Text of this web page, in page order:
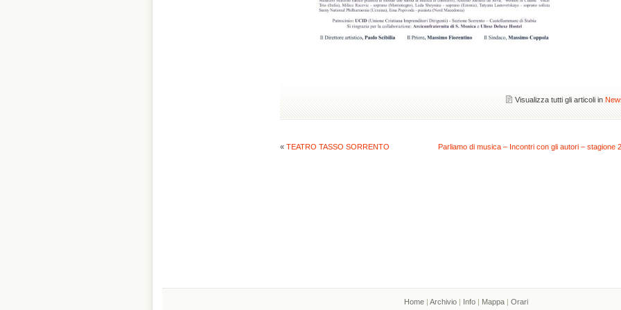
Visualizza tutti gli articoli in
« TEATRO TASSO SORRENTO Parliamo di musica – Incontri con gli autori – stagione
Home| Archivio| Info| Mappa| Orari